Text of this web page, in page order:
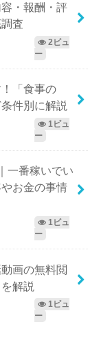
・報酬・評
査
2ビュ
ー
「食事の
件別に解説
1ビュ
ー
一番稼いでい
お金の事情
1ビュ
ー
画の無料閲
解説
1ビュ
ー